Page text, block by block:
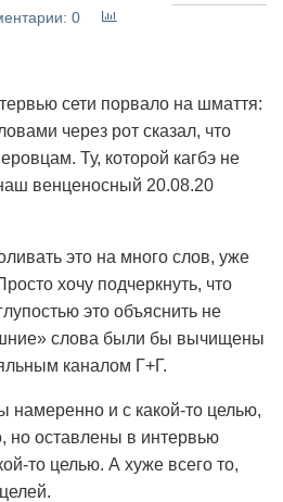
0
сети порвало на шмаття:
через рот сказал, что
Ту, которой кагбэ не
венценосный 20.08.20
это на много слов, уже
хочу подчеркнуть, что
это объяснить не
слова были бы вычищены
каналом Г+Г.
намеренно и с какой-то целью,
но оставлены в интервью
то целью. А хуже всего то,